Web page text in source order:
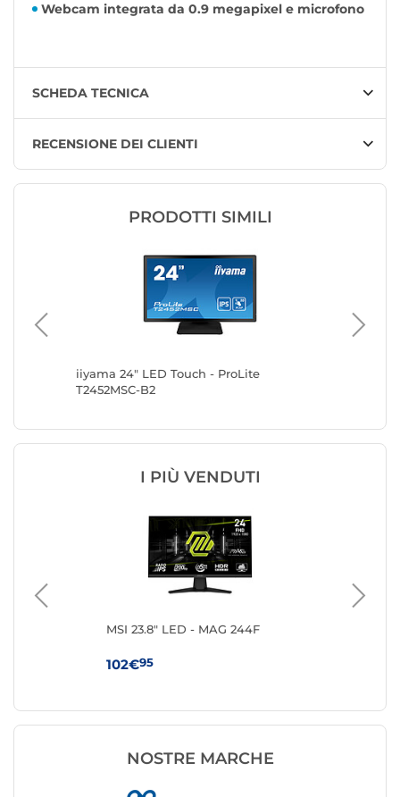
Webcam integrata da 0.9 megapixel e microfono
SCHEDA TECNICA
RECENSIONE DEI CLIENTI
PRODOTTI SIMILI
iiyama 24" LED Touch - ProLite
T2452MSC-B2
I PIÙ VENDUTI
MSI 23.8" LED - MAG 244F
102€95
NOSTRE MARCHE